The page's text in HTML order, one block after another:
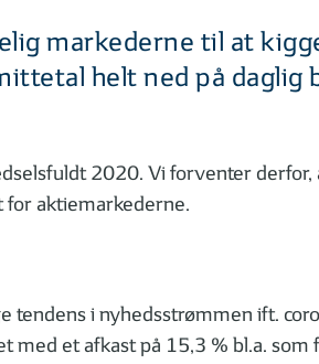
markederne til at
helt ned på daglig
2020. Vi forventer derfor,
for aktiemarkederne.
i nyhedsstrømmen ift.
et afkast på 15,3 % bl.a. som